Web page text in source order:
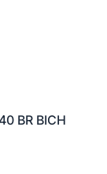
BR BICH